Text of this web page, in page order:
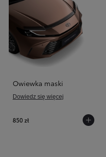
Owiewka maski
Dowiedz się więcej
850 zł